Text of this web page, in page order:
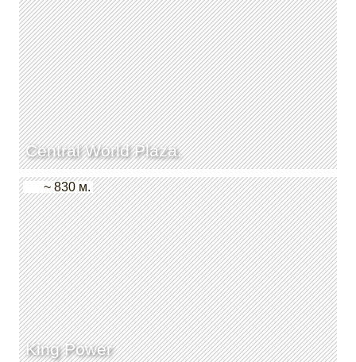
Central World Plaza.
King Power
~ 830 м.